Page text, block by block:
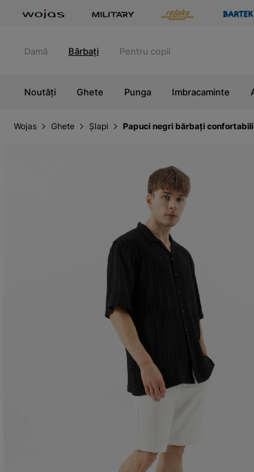
Damă Bărbați Pentru copii
Noutăți Ghete Punga Imbracaminte
Wojas Ghete Șlapi Papuci negri bărbați